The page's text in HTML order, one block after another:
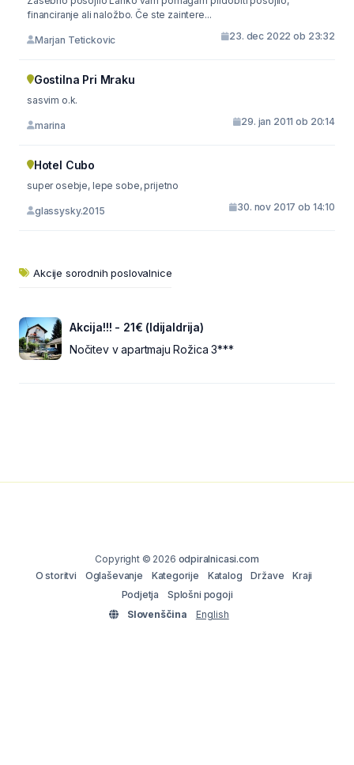
financiranje ali naložbo. Če ste zaintere...
Marjan Tetickovic 23. dec 2022 ob 23:32
Gostilna Pri Mraku
sasvim o.k.
marina 29. jan 2011 ob 20:14
Hotel Cubo
super osebje, lepe sobe, prijetno
glassysky.2015 30. nov 2017 ob 14:10
Akcije sorodnih poslovalnice
Akcija!!! - 21€ (IdijaIdrija)
Nočitev v apartmaju Rožica 3***
Copyright © 2026 odpiralnicasi.com
O storitvi
Oglaševanje Kategorije Katalog Države
Kraji
Podjetja
Splošni pogoji
Slovenščina
English